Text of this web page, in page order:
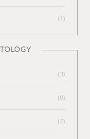
(1)
(3)
(9)
(7)